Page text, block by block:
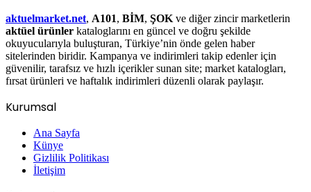
aktuelmarket.net, A101, BİM, ŞOKve diğer zincir marketlerin
aktüel ürünler kataloglarını en güncel ve doğru şekilde
okuyucularıyla buluşturan, Türkiye’nin önde gelen haber
sitelerinden biridir. Kampanya ve indirimleri takip edenler için
güvenilir, tarafsız ve hızlı içerikler sunan site; market katalogları,
fırsat ürünleri ve haftalık indirimleri düzenli olarak paylaşır.
Kurumsal
Ana Sayfa
Künye
Gizlilik Politikası
İletişim